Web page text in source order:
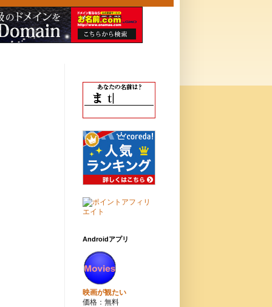
Androidアプリ
映画が観たい
価格：無料